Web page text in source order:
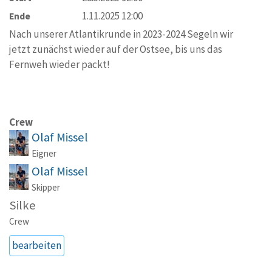
Ende
1.11.2025 12:00
Nach unserer Atlantikrunde in 2023-2024 Segeln wir
jetzt zunächst wieder auf der Ostsee, bis uns das
Fernweh wieder packt!
Crew
Olaf Missel
Eigner
Olaf Missel
Skipper
Silke
Crew
bearbeiten